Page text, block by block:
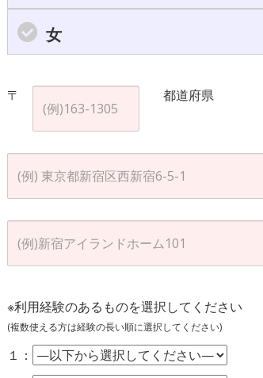
女
〒 都道府県
※利用経験のあるものを選択してください
(複数使える方は経験の長い順に選択してください)
１：